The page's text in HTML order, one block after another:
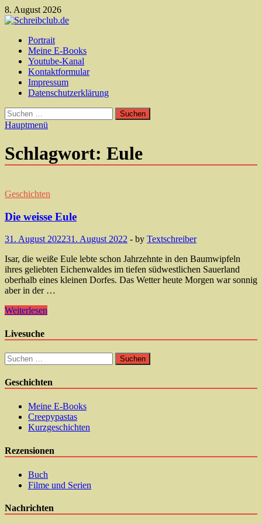
Zum
Inhalt
8. August 2026
Schreibclub.de
Autorenseite von Andreas Krämer
Portrait
Meine E-Books
Youtube-Kanal
Kontaktformular
Impressum
Datenschutzerklärung
Suchen
nach:
Hauptmenü
Schlagwort: Eule
Geschichten
Die weisse Eule
31. August 202231. August 2022 - by Textschreiber
Isar, die weiße Eule lebte schon Jahrzehnte in den Baumwipfeln
ihres geliebten Eichenwaldes im tiefen südwestlichen Sauerland
oberhalb eines kleinen Dorfes. Das Wetter heute Morgen war sonnig
aber in der …
Weiterlesen
Livesuche
Suchen
nach:
Geschichten
Meine E-Books
Creepypastas
Kurzgeschichten
Rezensionen
Buch
Filme und Serien
Nachrichten